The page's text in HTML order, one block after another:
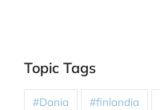
Topic Tags
#Dania #finlandia